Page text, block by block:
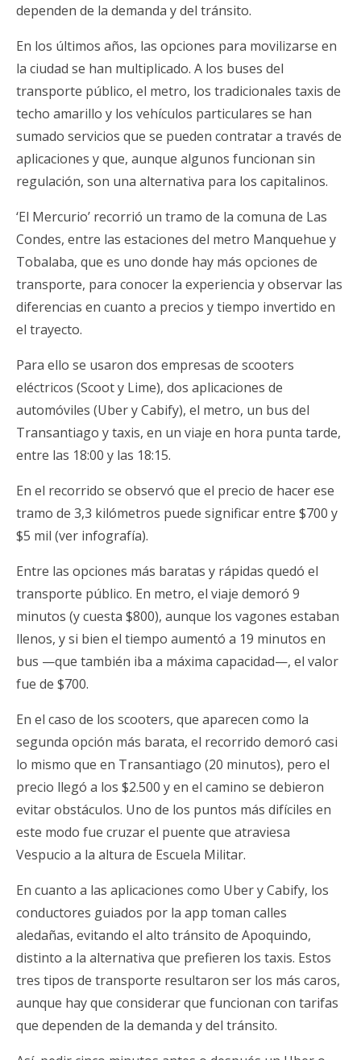
dependen de la demanda y del tránsito.
En los últimos años, las opciones para movilizarse en
la ciudad se han multiplicado. A los buses del
transporte público, el metro, los tradicionales taxis de
techo amarillo y los vehículos particulares se han
sumado servicios que se pueden contratar a través de
aplicaciones y que, aunque algunos funcionan sin
regulación, son una alternativa para los capitalinos.
‘El Mercurio’ recorrió un tramo de la comuna de Las
Condes, entre las estaciones del metro Manquehue y
Tobalaba, que es uno donde hay más opciones de
transporte, para conocer la experiencia y observar las
diferencias en cuanto a precios y tiempo invertido en
el trayecto.
Para ello se usaron dos empresas de scooters
eléctricos (Scoot y Lime), dos aplicaciones de
automóviles (Uber y Cabify), el metro, un bus del
Transantiago y taxis, en un viaje en hora punta tarde,
entre las 18:00 y las 18:15.
En el recorrido se observó que el precio de hacer ese
tramo de 3,3 kilómetros puede significar entre $700 y
$5 mil (ver infografía).
Entre las opciones más baratas y rápidas quedó el
transporte público. En metro, el viaje demoró 9
minutos (y cuesta $800), aunque los vagones estaban
llenos, y si bien el tiempo aumentó a 19 minutos en
bus —que también iba a máxima capacidad—, el valor
fue de $700.
En el caso de los scooters, que aparecen como la
segunda opción más barata, el recorrido demoró casi
lo mismo que en Transantiago (20 minutos), pero el
precio llegó a los $2.500 y en el camino se debieron
evitar obstáculos. Uno de los puntos más difíciles en
este modo fue cruzar el puente que atraviesa
Vespucio a la altura de Escuela Militar.
En cuanto a las aplicaciones como Uber y Cabify, los
conductores guiados por la app toman calles
aledañas, evitando el alto tránsito de Apoquindo,
distinto a la alternativa que prefieren los taxis. Estos
tres tipos de transporte resultaron ser los más caros,
aunque hay que considerar que funcionan con tarifas
que dependen de la demanda y del tránsito.